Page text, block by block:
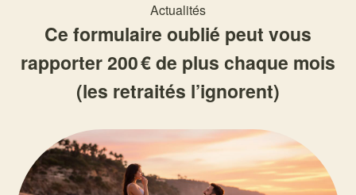
Actualités
Ce formulaire oublié peut vous
rapporter 200 € de plus chaque mois
(les retraités l’ignorent)